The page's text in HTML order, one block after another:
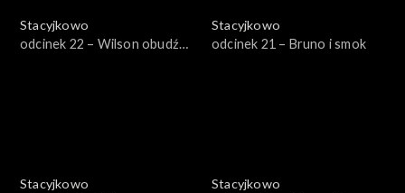
Stacyjkowo
odcinek 22 – Wilson obudź
Stacyjkowo
odcinek 21 – Bruno i smok
Stacyjkowo
Stacyjkowo